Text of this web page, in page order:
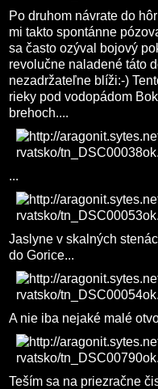
Po druhom návrate do
mi takto spontánne
sa často ozýval bojový
revolučne naladené táto
nezadržateľne blíži:-)
rieky pod vodopádom
brehoch....
...
Jaslyne v skalných
do Gorice...
A nie iba nejaké malé
Teším sa na priezračne